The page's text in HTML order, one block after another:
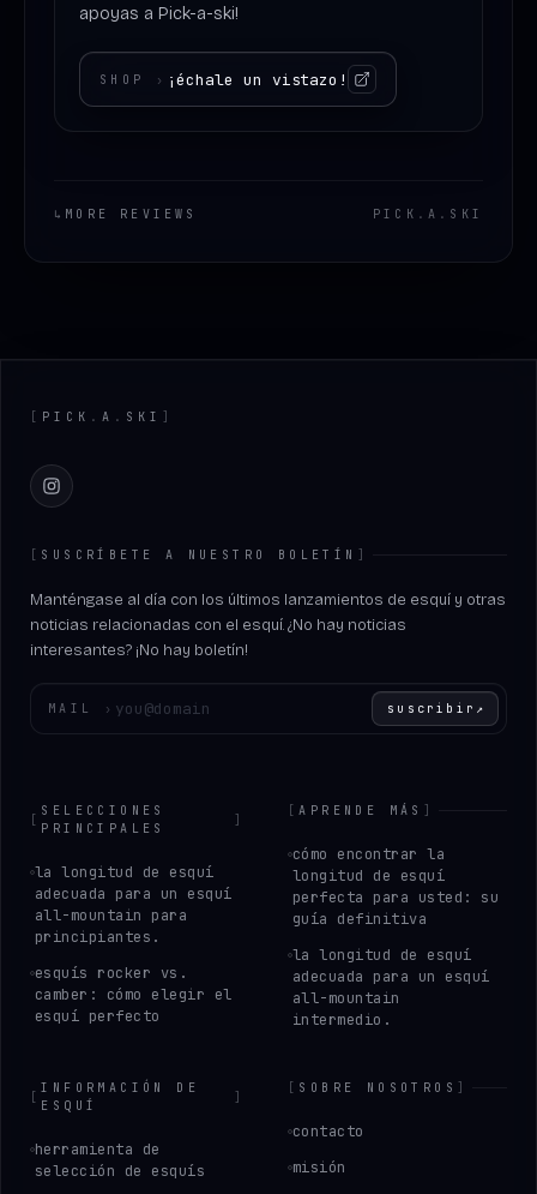
apoyas a Pick-a-ski!
SHOP › ¡échale un vistazo!
↳ MORE REVIEWS PICK . A . SKI
PICK . A . SKI
Instagram
SUSCRÍBETE A NUESTRO BOLETÍN
Manténgase al día con los últimos lanzamientos de esquí y otras
noticias relacionadas con el esquí. ¿No hay noticias
interesantes? ¡No hay boletín!
MAIL › suscribir ↗
[
SELECCIONES
PRINCIPALES
]
la longitud de esquí
adecuada para un esquí
all-mountain para
principiantes.
esquís rocker vs.
camber: cómo elegir el
esquí perfecto
[APRENDE MÁS
cómo encontrar la
longitud de esquí
perfecta para usted: su
guía definitiva
la longitud de esquí
adecuada para un esquí
all-mountain
intermedio.
[
INFORMACIÓN DE
ESQUÍ
]
herramienta de
selección de esquís
SOBRE NOSOTROS
contacto
misión